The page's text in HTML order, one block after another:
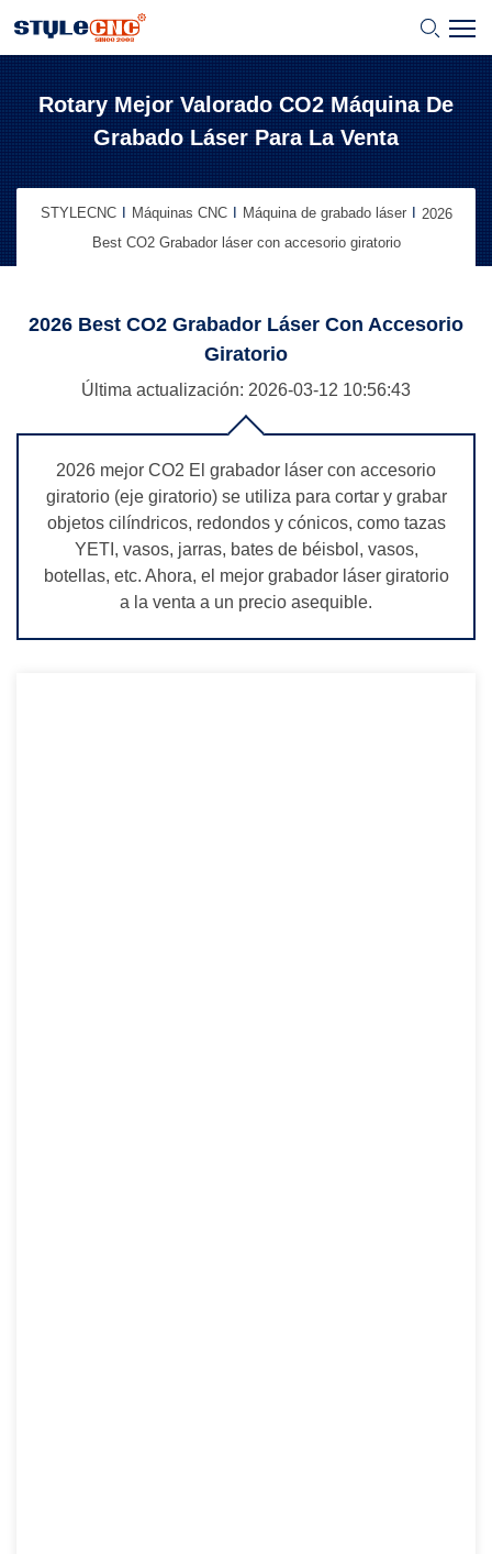
Rotary Mejor Valorado CO2 Máquina De
Grabado Láser Para La Venta
STYLECNC Máquinas CNC Máquina de grabado láser
2026
Best CO2 Grabador láser con accesorio giratorio
2026 Best CO2 Grabador Láser Con Accesorio
Giratorio
Última actualización: 2026-03-12 10:56:43
2026 mejor CO2 El grabador láser con accesorio
giratorio (eje giratorio) se utiliza para cortar y grabar
objetos cilíndricos, redondos y cónicos, como tazas
YETI, vasos, jarras, bates de béisbol, vasos,
botellas, etc. Ahora, el mejor grabador láser giratorio
a la venta a un precio asequible.